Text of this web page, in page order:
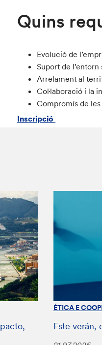
Quins
Evolució de
Suport de l’entorn
Arrelament al
Col·laboració i la
Compromís de
Inscripció
ÉTICA E
Este verán,